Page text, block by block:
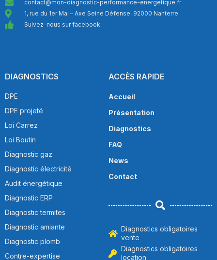
contact@mon-diagnostic-performance-energetique.fr
1, rue du 1er Mai – Axe Seine Défense, 92000 Nanterre
Suivez-nous sur facebook
DIAGNOSTICS
DPE
DPE projeté
Loi Carrez
Loi Boutin
Diagnostic gaz
Diagnostic électricité
Audit énergétique
Diagnostic ERP
Diagnostic termites
Diagnostic amiante
Diagnostic plomb
Contre-expertise
ACCÈS RAPIDE
Accueil
Présentation
Diagnostics
FAQ
News
Contact
Diagnostics obligatoires
vente
Diagnostics obligatoires
location